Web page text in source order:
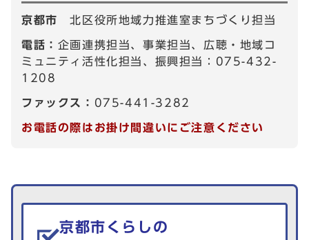
京都市北区役所地域力推進室まちづくり担当
電話： 企画連携担当、事業担当、広聴・地域コ
ミュニティ活性化担当、振興担当：075-432-
1208
ファックス： 075-441-3282
お電話の際はお掛け間違いにご注意ください
生活情報を探す
京都市くらしの